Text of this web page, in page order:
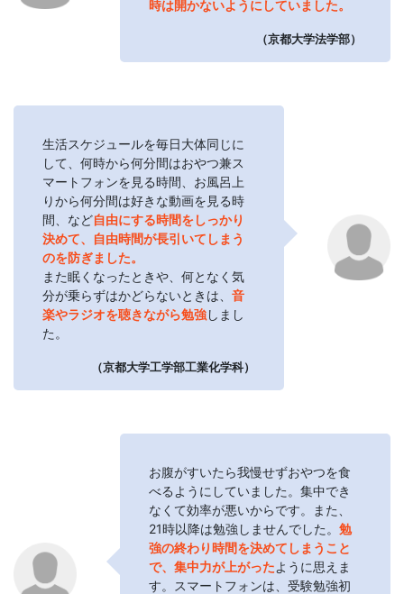
時は開かないようにしていました。
（京都大学法学部）
生活スケジュールを毎日大体同じに
して、何時から何分間はおやつ兼ス
マートフォンを見る時間、お風呂上
りから何分間は好きな動画を見る時
間、など自由にする時間をしっかり
決めて、自由時間が長引いてしまう
のを防ぎました。
また眠くなったときや、何となく気
分が乗らずはかどらないときは、 音
楽やラジオを聴きながら勉強しまし
た。
（京都大学工学部工業化学科）
お腹がすいたら我慢せずおやつを食
べるようにしていました。集中でき
なくて効率が悪いからです。また、
21時以降は勉強しませんでした。 勉
強の終わり時間を決めてしまうこと
で、集中力が上がったように思えま
す。スマートフォンは、受験勉強初